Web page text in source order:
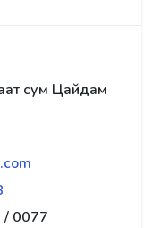
сум Цайдам
0077